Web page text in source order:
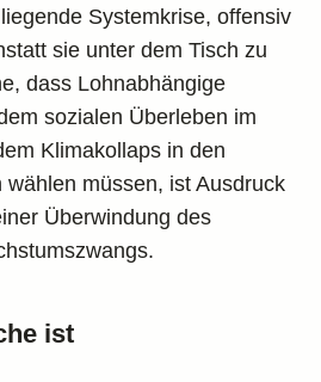
Systemkrise, offensiv
sie unter dem Tisch zu
dass Lohnabhängige
sozialen Überleben im
Klimakollaps in den
wählen müssen, ist Ausdruck
Überwindung des
ist